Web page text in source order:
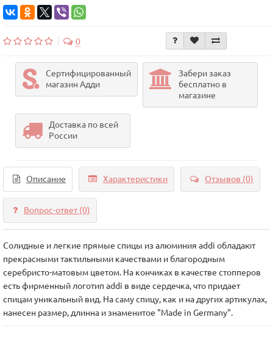
0
Сертифицированный
магазин Адди
Забери заказ
бесплатно в
магазине
Доставка по всей
России
Описание Характеристики Отзывов (0)
Вопрос-ответ(0)
Солидные и легкие прямые спицы из алюминия addi обладают
прекрасными тактильными качествами и благородным
серебристо-матовым цветом. На кончиках в качестве стопперов
есть фирменный логотип addi в виде сердечка, что придает
спицам уникальный вид. На саму спицу, как и на других артикулах,
нанесен размер, длинна и знаменитое "Made in Germany".